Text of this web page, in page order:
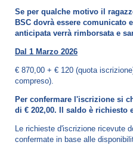
Se per qualche motivo il
BSC dovrà essere comunicato
anticipata verrà rimborsata e
Dal 1 Marzo 2026
€ 870,00 + € 120 (quota
compreso).
Per confermare l'iscrizione si
di € 202,00. Il saldo è richiesto
Le richieste d'iscrizione ricevute
confermate in base alle